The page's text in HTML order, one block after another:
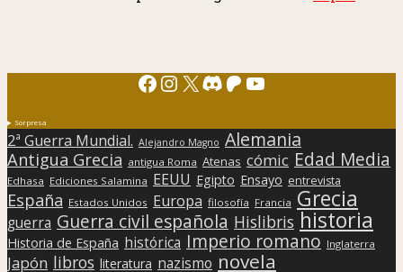
Facebook
Instagram
X Discord
Patreon
YouTube
Sorpresa
2ª Guerra Mundial. Alejandro Magno Alemania
Antigua Grecia antigua Roma Atenas cómic Edad Media
Edhasa Ediciones Salamina EEUU Egipto Ensayo entrevista
España Estados Unidos Europa filosofía Francia Grecia
guerra Guerra civil española Hislibris historia
Historia de España histórica Imperio romano Inglaterra
Japón libros literatura nazismo novela